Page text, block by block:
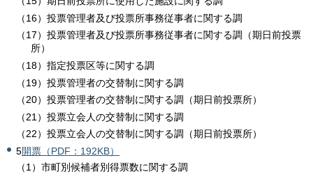
（16）投票管理者及び投票所事務従事者に関する調
（17）投票管理者及び投票所事務従事者に関する調（期日前投票
所）
（18）指定投票区等に関する調
（19）投票管理者の交替制に関する調
（20）投票管理者の交替制に関する調（期日前投票所）
（21）投票立会人の交替制に関する調
（22）投票立会人の交替制に関する調（期日前投票所）
5開票（PDF：192KB）
（1）市町別候補者別得票数に関する調